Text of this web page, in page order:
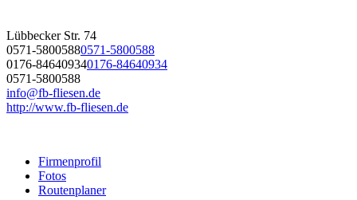
Lübbecker Str. 74
0571-58005880571-5800588
0176-846409340176-84640934
0571-5800588
info@fb-fliesen.de
http://www.fb-fliesen.de
Firmenprofil
Fotos
Routenplaner